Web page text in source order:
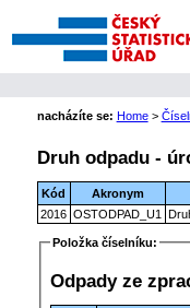
nacházíte se: Home>
Druh odpadu -
Kód Akronym
2016 OSTODPAD_U1
Položka číselníku:
Odpady ze